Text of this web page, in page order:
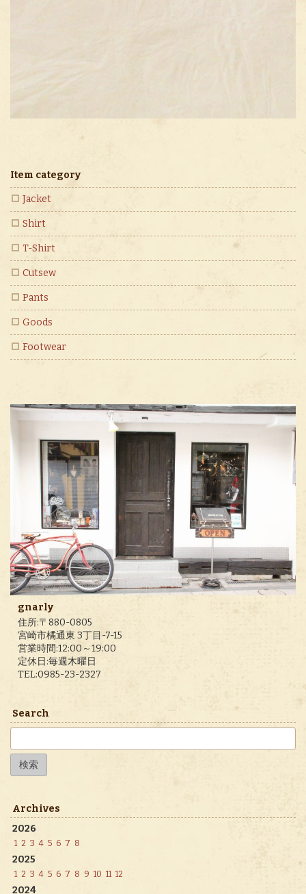
Item category
Jacket
Shirt
T-Shirt
Cutsew
Pants
Goods
Footwear
gnarly
住所:〒880-0805
宮崎市橘通東 3丁目-7-15
営業時間:12:00～19:00
定休日:毎週木曜日
TEL:0985-23-2327
Search
検
索:
Archives
2026
1 2 3 4 5 6 7 8
2025
1 2 3 4 5 6 7 8 9 10 11 12
2024